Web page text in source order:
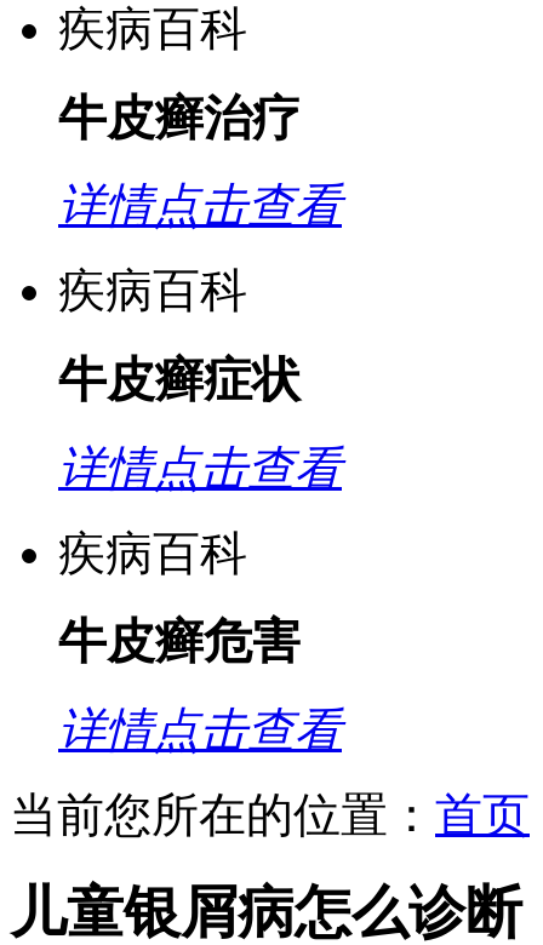
疾病百科
牛皮癣治疗
详情点击查看
疾病百科
牛皮癣症状
详情点击查看
疾病百科
牛皮癣危害
详情点击查看
当前您所在的位置： 首页
儿童银屑病怎么诊断